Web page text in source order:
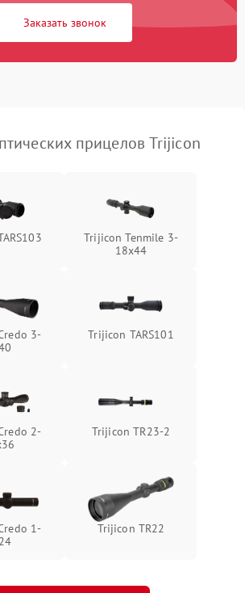
1000 ₽
Заказать звонок
прицелов Trijicon
Trijicon Tenmile 3-
18x44
3-
Trijicon TARS101
2-
Trijicon TR23-2
1-
Trijicon TR22